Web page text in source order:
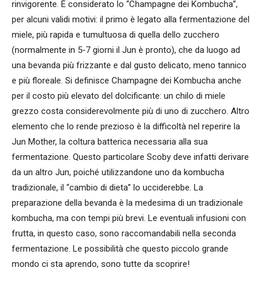
rinvigorente. È considerato lo “Champagne dei Kombucha”,
per alcuni validi motivi: il primo è legato alla fermentazione del
miele, più rapida e tumultuosa di quella dello zucchero
(normalmente in 5-7 giorni il Jun è pronto), che da luogo ad
una bevanda più frizzante e dal gusto delicato, meno tannico
e più floreale. Si definisce Champagne dei Kombucha anche
per il costo più elevato del dolcificante: un chilo di miele
grezzo costa considerevolmente più di uno di zucchero. Altro
elemento che lo rende prezioso è la difficoltà nel reperire la
Jun Mother, la coltura batterica necessaria alla sua
fermentazione. Questo particolare Scoby deve infatti derivare
da un altro Jun, poiché utilizzandone uno da kombucha
tradizionale, il “cambio di dieta” lo ucciderebbe. La
preparazione della bevanda è la medesima di un tradizionale
kombucha, ma con tempi più brevi. Le eventuali infusioni con
frutta, in questo caso, sono raccomandabili nella seconda
fermentazione. Le possibilità che questo piccolo grande
mondo ci sta aprendo, sono tutte da scoprire!